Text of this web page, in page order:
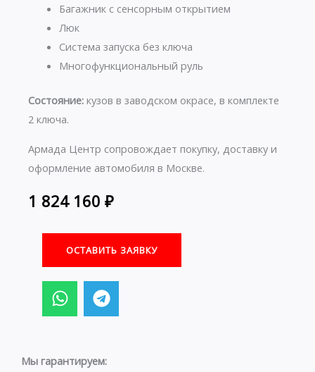
Багажник с сенсорным открытием
Люк
Система запуска без ключа
Многофункциональный руль
Состояние: кузов в заводском окрасе, в комплекте
2 ключа.
Армада Центр сопровождает покупку, доставку и
оформление автомобиля в Москве.
1 824 160 ₽
ОСТАВИТЬ ЗАЯВКУ
W
h
a
s
T
e
l
g
Мы гарантируем: